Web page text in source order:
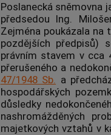
Poslanecká sněmovna
předsedou Ing.
Zejména poukázala na
pozdějších předpisů)
právním stavem v cca
přerušeného a
47/1948 Sb. a
hospodářských
důsledky
nashromážděných
majetkových vztahů v